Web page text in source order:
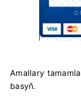
Amallary
basyň.